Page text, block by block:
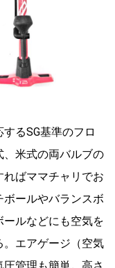
るSG基準のフロ
米式の両バルブの
ばママチャリでお
ールやバランスボ
ルなどにも空気を
。エアゲージ（空気